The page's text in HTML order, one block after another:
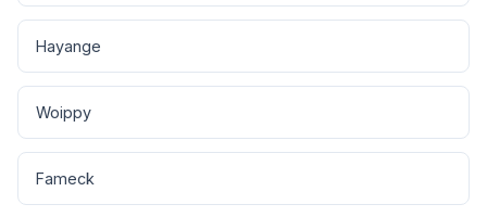
Hayange
Woippy
Fameck